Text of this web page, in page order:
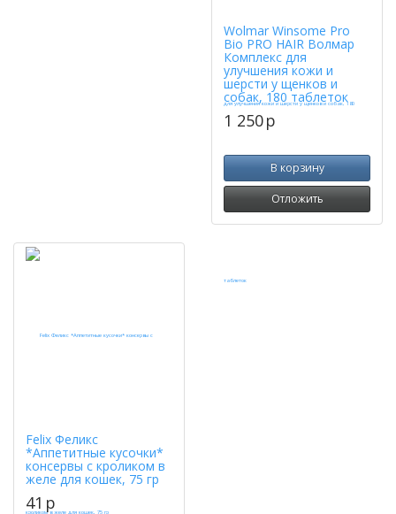
Wolmar Winsome Pro
Bio PRO HAIR Волмар
Комплекс для
улучшения кожи и
шерсти у щенков и
собак, 180 таблеток
1 250p
В корзину
Отложить
Felix Феликс
*Аппетитные кусочки*
консервы с кроликом в
желе для кошек, 75 гр
41 p